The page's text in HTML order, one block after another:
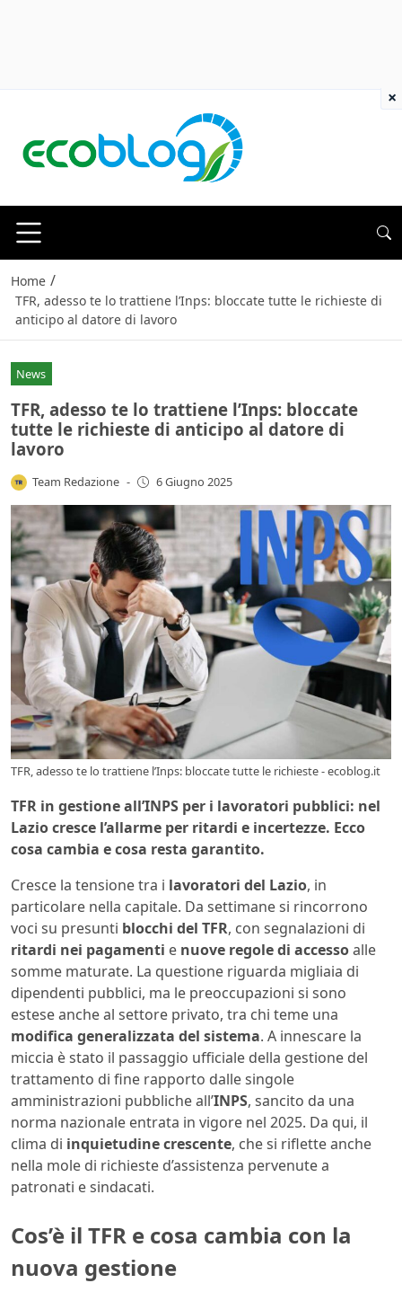
Home /
TFR, adesso te lo trattiene l’Inps: bloccate tutte le richieste di
anticipo al datore di lavoro
News
TFR, adesso te lo trattiene l’Inps: bloccate
tutte le richieste di anticipo al datore di
lavoro
Team Redazione - 6 Giugno 2025
TFR, adesso te lo trattiene l’Inps: bloccate tutte le richieste - ecoblog.it
TFR in gestione all’INPS per i lavoratori pubblici: nel
Lazio cresce l’allarme per ritardi e incertezze. Ecco
cosa cambia e cosa resta garantito.
Cresce la tensione tra i lavoratori del Lazio, in
particolare nella capitale. Da settimane si rincorrono
voci su presunti blocchi del TFR, con segnalazioni di
ritardi nei pagamenti e nuove regole di accessoalle
somme maturate. La questione riguarda migliaia di
dipendenti pubblici, ma le preoccupazioni si sono
estese anche al settore privato, tra chi teme una
modifica generalizzata del sistema. A innescare la
miccia è stato il passaggio ufficiale della gestione del
trattamento di fine rapporto dalle singole
amministrazioni pubbliche all’INPS, sancito da una
norma nazionale entrata in vigore nel 2025. Da qui, il
clima di inquietudine crescente, che si riflette anche
nella mole di richieste d’assistenza pervenute a
patronati e sindacati.
Cos’è il TFR e cosa cambia con la
nuova gestione
×